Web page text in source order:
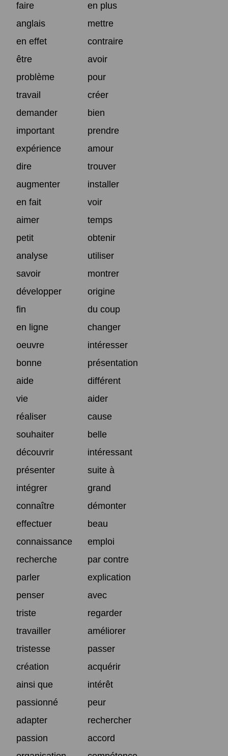
faire
en plus
anglais
mettre
en effet
contraire
être
avoir
problème
pour
travail
créer
demander
bien
important
prendre
expérience
amour
dire
trouver
augmenter
installer
en fait
voir
aimer
temps
petit
obtenir
analyse
utiliser
savoir
montrer
développer
origine
fin
du coup
en ligne
changer
oeuvre
intéresser
bonne
présentation
aide
différent
vie
aider
réaliser
cause
souhaiter
belle
découvrir
intéressant
présenter
suite à
intégrer
grand
connaître
démonter
effectuer
beau
connaissance
emploi
recherche
par contre
parler
explication
penser
avec
triste
regarder
travailler
améliorer
tristesse
passer
création
acquérir
ainsi que
intérêt
passionné
peur
adapter
rechercher
passion
accord